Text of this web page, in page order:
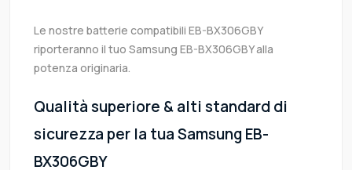
Le nostre batterie compatibili EB-BX306GBY
riporteranno il tuo Samsung EB-BX306GBY alla
potenza originaria.
Qualità superiore & alti standard di
sicurezza per la tua Samsung EB-
BX306GBY